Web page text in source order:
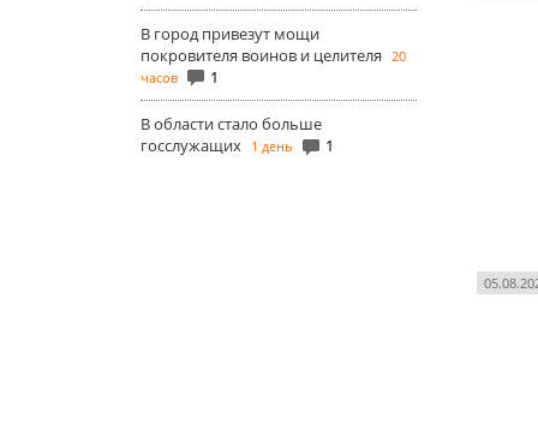
В город привезут мощи
покровителя воинов и целителя
20
часов
1
В области стало больше
госслужащих 1 день 1